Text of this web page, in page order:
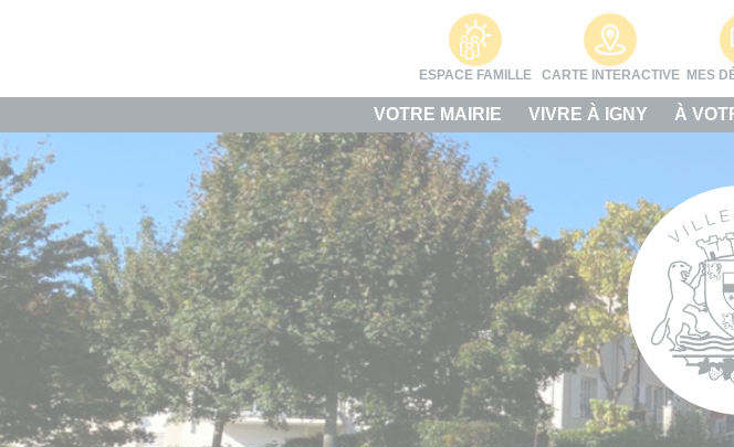
ESPACE FAMILLE CARTE INTERACTIVE MES
VOTRE MAIRIE VIVRE À IGNY À